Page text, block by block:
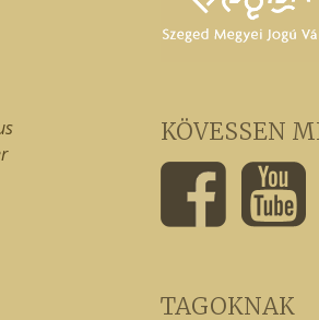
KÖVESSEN
TAGOKNAK